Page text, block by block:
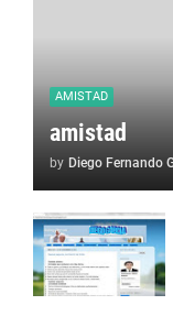
AMISTAD
amistad
by Diego Fernando